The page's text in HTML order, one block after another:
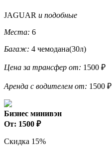
JAGUAR и подобные
Места: 6
Багаж: 4 чемодана(30л)
Цена за трансфер от: 1500 ₽
Аренда с водителем от: 1500 ₽
Бизнес минивэн
От: 1500 ₽
Скидка 15%